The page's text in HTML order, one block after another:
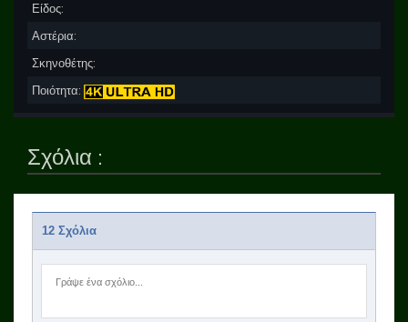
Είδος:
Αστέρια:
Σκηνοθέτης:
Ποιότητα:
Σχόλια :
12 Σχόλια